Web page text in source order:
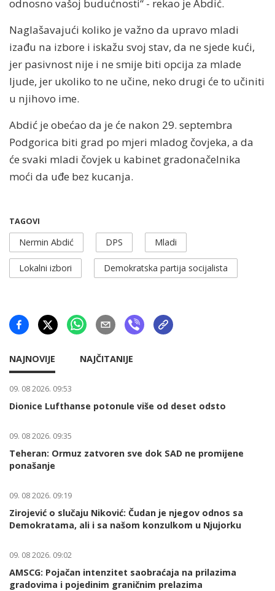
odnosno vašoj budućnosti“ - rekao je Abdić.
Naglašavajući koliko je važno da upravo mladi
izađu na izbore i iskažu svoj stav, da ne sjede kući,
jer pasivnost nije i ne smije biti opcija za mlade
ljude, jer ukoliko to ne učine, neko drugi će to učiniti
u njihovo ime.
Abdić je obećao da je će nakon 29. septembra
Podgorica biti grad po mjeri mladog čovjeka, a da
će svaki mladi čovjek u kabinet gradonačelnika
moći da uđe bez kucanja.
TAGOVI
Nermin Abdić DPS Mladi
Lokalni izbori Demokratska partija socijalista
NAJNOVIJE NAJČITANIJE
09. 08 2026. 09:53
Dionice Lufthanse potonule više od deset odsto
09. 08 2026. 09:35
Teheran: Ormuz zatvoren sve dok SAD ne promijene
ponašanje
09. 08 2026. 09:19
Zirojević o slučaju Niković: Čudan je njegov odnos sa
Demokratama, ali i sa našom konzulkom u Njujorku
09. 08 2026. 09:02
AMSCG: Pojačan intenzitet saobraćaja na prilazima
gradovima i pojedinim graničnim prelazima